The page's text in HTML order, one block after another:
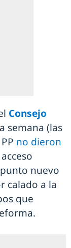
Consejo
semana (las
no dieron
nuevo
calado a la
que